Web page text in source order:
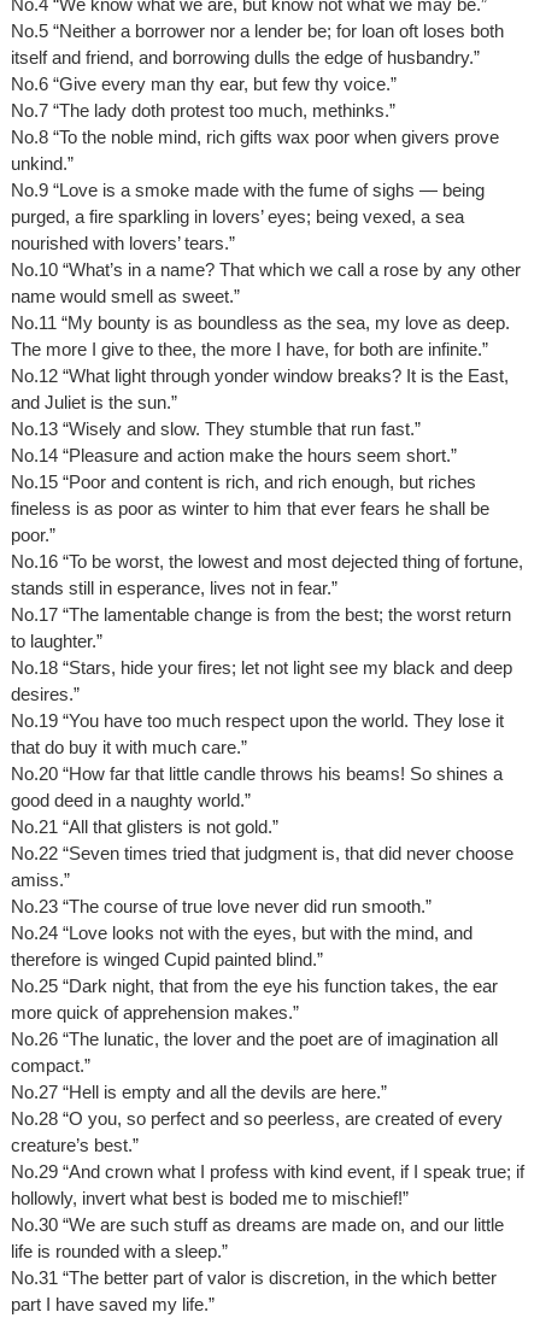
No.4 “We know what we are, but know not what we may be.”
No.5 “Neither a borrower nor a lender be; for loan oft loses both
itself and friend, and borrowing dulls the edge of husbandry.”
No.6 “Give every man thy ear, but few thy voice.”
No.7 “The lady doth protest too much, methinks.”
No.8 “To the noble mind, rich gifts wax poor when givers prove
unkind.”
No.9 “Love is a smoke made with the fume of sighs — being
purged, a fire sparkling in lovers’ eyes; being vexed, a sea
nourished with lovers’ tears.”
No.10 “What’s in a name? That which we call a rose by any other
name would smell as sweet.”
No.11 “My bounty is as boundless as the sea, my love as deep.
The more I give to thee, the more I have, for both are infinite.”
No.12 “What light through yonder window breaks? It is the East,
and Juliet is the sun.”
No.13 “Wisely and slow. They stumble that run fast.”
No.14 “Pleasure and action make the hours seem short.”
No.15 “Poor and content is rich, and rich enough, but riches
fineless is as poor as winter to him that ever fears he shall be
poor.”
No.16 “To be worst, the lowest and most dejected thing of fortune,
stands still in esperance, lives not in fear.”
No.17 “The lamentable change is from the best; the worst return
to laughter.”
No.18 “Stars, hide your fires; let not light see my black and deep
desires.”
No.19 “You have too much respect upon the world. They lose it
that do buy it with much care.”
No.20 “How far that little candle throws his beams! So shines a
good deed in a naughty world.”
No.21 “All that glisters is not gold.”
No.22 “Seven times tried that judgment is, that did never choose
amiss.”
No.23 “The course of true love never did run smooth.”
No.24 “Love looks not with the eyes, but with the mind, and
therefore is winged Cupid painted blind.”
No.25 “Dark night, that from the eye his function takes, the ear
more quick of apprehension makes.”
No.26 “The lunatic, the lover and the poet are of imagination all
compact.”
No.27 “Hell is empty and all the devils are here.”
No.28 “O you, so perfect and so peerless, are created of every
creature’s best.”
No.29 “And crown what I profess with kind event, if I speak true; if
hollowly, invert what best is boded me to mischief!”
No.30 “We are such stuff as dreams are made on, and our little
life is rounded with a sleep.”
No.31 “The better part of valor is discretion, in the which better
part I have saved my life.”